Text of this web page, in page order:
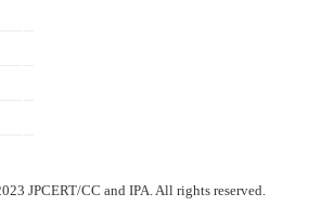
JPCERT/CC and IPA. All rights reserved.